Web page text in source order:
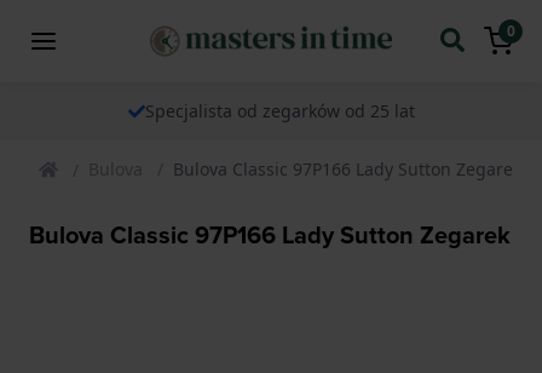
0
Specjalista od zegarków od 25 lat
Bulova Bulova Classic 97P166 Lady Sutton Zegarek
Bulova Classic 97P166 Lady Sutton Zegarek